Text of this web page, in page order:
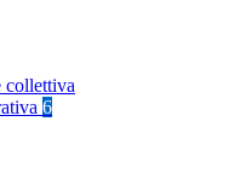
collettiva
6